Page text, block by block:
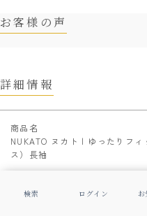
お客様の声
詳細情報
商品名
NUKATO ヌカト | ゆったりフ
ス）長袖
品番